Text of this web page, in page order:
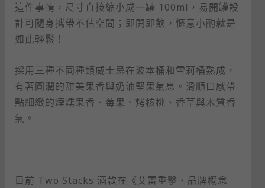
這件事情，尺寸直接縮小成一罐 100ml，易開罐設
計可隨身攜帶不佔空間；即開即飲，愜意小酌就是
如此輕鬆！
採用三種不同種類威士忌在波本桶和雪莉桶熟成，
有著圓潤的甜美果香與奶油堅果氣息。滑順口感帶
點細緻的煙燻果香、莓果、烤核桃、香草與木質香
氣。
目前 Two Stacks 酒款在《艾雷重擊・品牌概念